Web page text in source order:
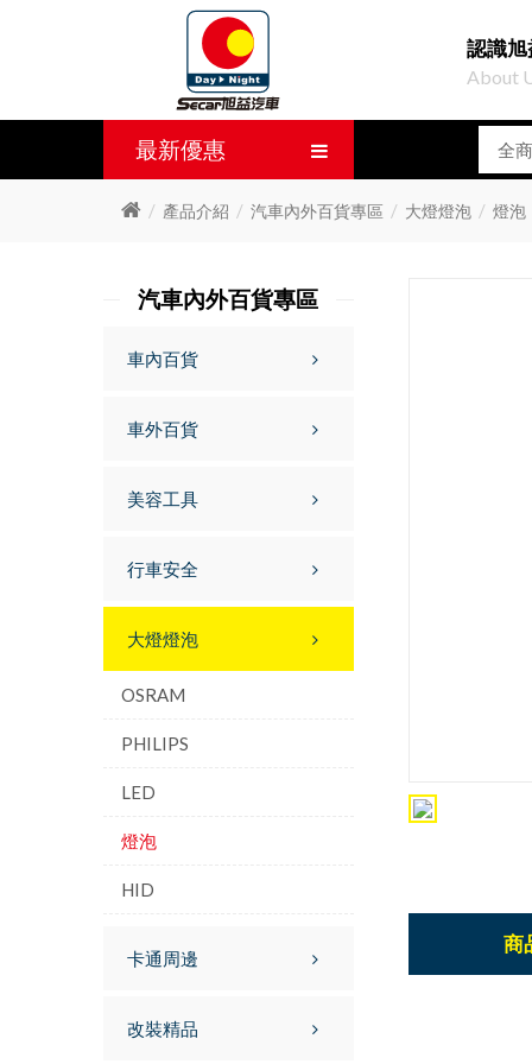
認識旭
About
最新優惠
產品介紹 汽車內外百貨專區 大燈燈泡 燈泡
商
汽車內外百貨專區
車內百貨
車外百貨
美容工具
行車安全
大燈燈泡
OSRAM
PHILIPS
LED
燈泡
HID
卡通周邊
改裝精品